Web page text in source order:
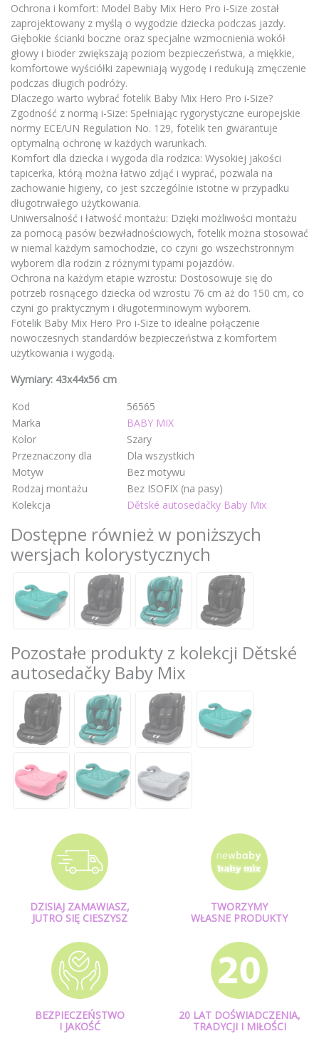
Ochrona i komfort: Model Baby Mix Hero Pro i-Size został
zaprojektowany z myślą o wygodzie dziecka podczas jazdy.
Głębokie ścianki boczne oraz specjalne wzmocnienia wokół
głowy i bioder zwiększają poziom bezpieczeństwa, a miękkie,
komfortowe wyściółki zapewniają wygodę i redukują zmęczenie
podczas długich podróży.
Dlaczego warto wybrać fotelik Baby Mix Hero Pro i-Size?
Zgodność z normą i-Size: Spełniając rygorystyczne europejskie
normy ECE/UN Regulation No. 129, fotelik ten gwarantuje
optymalną ochronę w każdych warunkach.
Komfort dla dziecka i wygoda dla rodzica: Wysokiej jakości
tapicerka, którą można łatwo zdjąć i wyprać, pozwala na
zachowanie higieny, co jest szczególnie istotne w przypadku
długotrwałego użytkowania.
Uniwersalność i łatwość montażu: Dzięki możliwości montażu
za pomocą pasów bezwładnościowych, fotelik można stosować
w niemal każdym samochodzie, co czyni go wszechstronnym
wyborem dla rodzin z różnymi typami pojazdów.
Ochrona na każdym etapie wzrostu: Dostosowuje się do
potrzeb rosnącego dziecka od wzrostu 76 cm aż do 150 cm, co
czyni go praktycznym i długoterminowym wyborem.
Fotelik Baby Mix Hero Pro i-Size to idealne połączenie
nowoczesnych standardów bezpieczeństwa z komfortem
użytkowania i wygodą.
Wymiary: 43x44x56 cm
Kod
56565
Marka
BABY MIX
Kolor
Szary
Przeznaczony dla
Dla wszystkich
Motyw
Bez motywu
Rodzaj montażu
Bez ISOFIX (na pasy)
Kolekcja
Dětské autosedačky Baby Mix
Dostępne również w poniższych
wersjach kolorystycznych
Pozostałe produkty z kolekcji Dětské
autosedačky Baby Mix
DZISIAJ ZAMAWIASZ,
JUTRO SIĘ CIESZYSZ
TWORZYMY
WŁASNE PRODUKTY
BEZPIECZEŃSTWO
I JAKOŚĆ
20 LAT DOŚWIADCZENIA,
TRADYCJI I MIŁOŚCI